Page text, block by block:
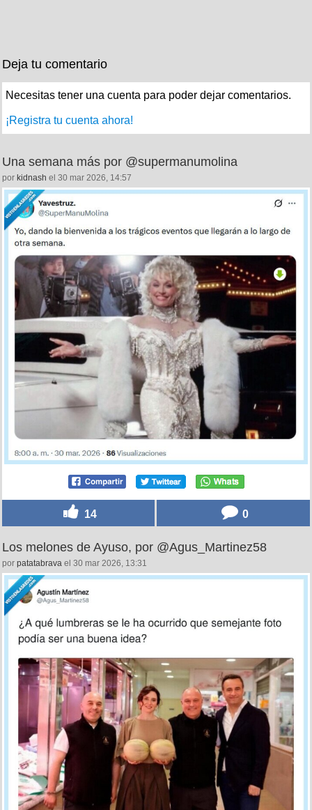
Deja tu comentario
Necesitas tener una cuenta para poder dejar comentarios.
¡Registra tu cuenta ahora!
Una semana más por @supermanumolina
por kidnash el 30 mar 2026, 14:57
14 0
Los melones de Ayuso, por @Agus_Martinez58
por patatabrava el 30 mar 2026, 13:31